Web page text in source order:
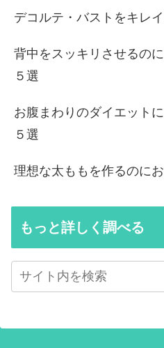
デコルテ・バストをキレ
背中をスッキリさせるの
５選
お腹まわりのダイエット
５選
理想な太ももを作るのに
もっと詳しく調べる